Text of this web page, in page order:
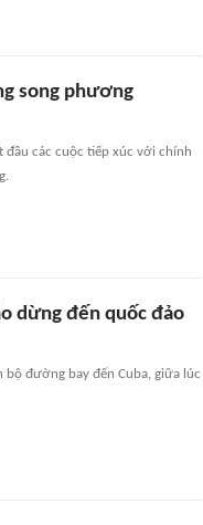
song phương
đầu các cuộc tiếp xúc với chính
dừng đến quốc đảo
bộ đường bay đến Cuba, giữa lúc